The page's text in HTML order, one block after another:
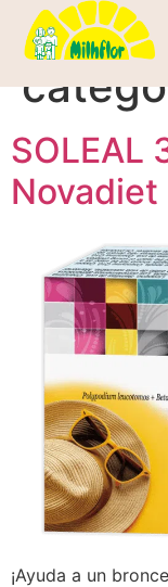
SOLEAL
Novadiet
¡Ayuda a un